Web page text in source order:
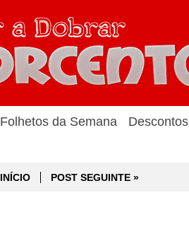
Folhetos da Semana Descontos
INÍCIO POST SEGUINTE »